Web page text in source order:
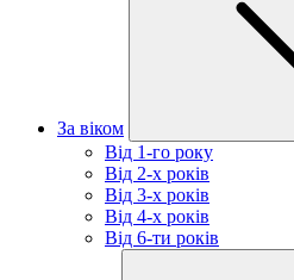
За віком
Від 1-го року
Від 2-х років
Від 3-х років
Від 4-х років
Від 6-ти років